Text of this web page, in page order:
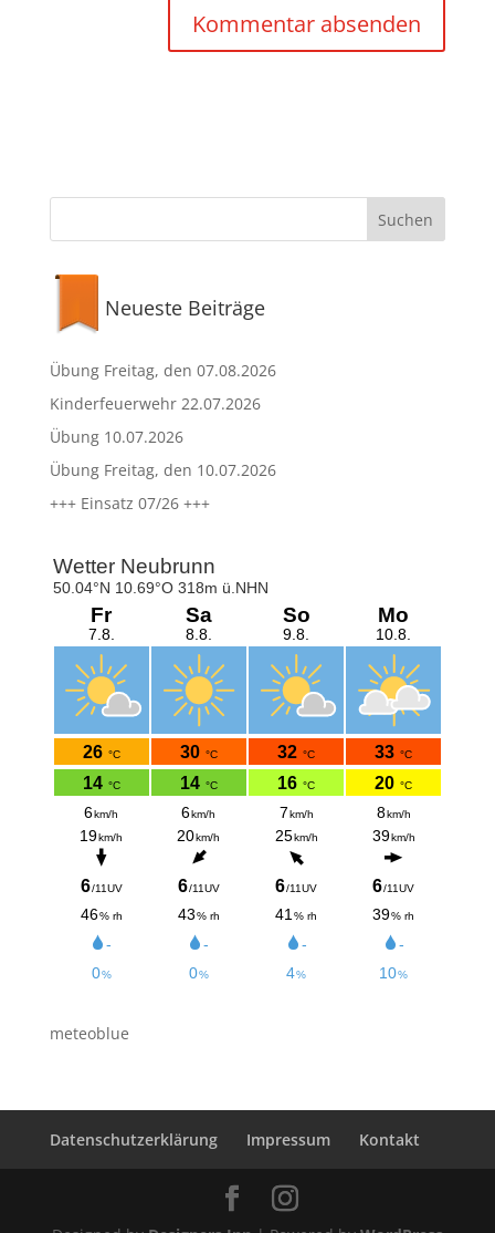
Neueste Beiträge
Übung Freitag, den 07.08.2026
Kinderfeuerwehr 22.07.2026
Übung 10.07.2026
Übung Freitag, den 10.07.2026
+++ Einsatz 07/26 +++
meteoblue
Datenschutzerklärung Impressum Kontakt